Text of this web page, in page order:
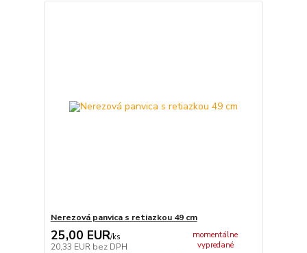
Nerezová panvica s retiazkou 49 cm
25,00 EUR/ks
20,33 EUR bez DPH
momentálne
vypredané